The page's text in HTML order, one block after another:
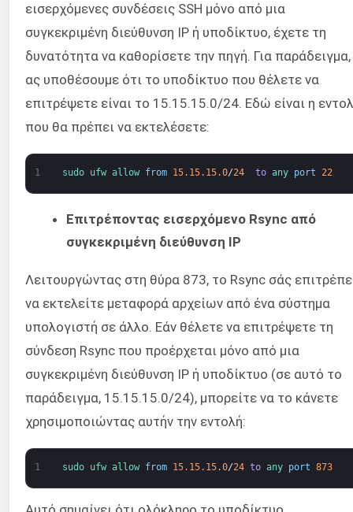
εισερχόμενες συνδέσεις SSH μόνο από μια
συγκεκριμένη διεύθυνση IP ή υποδίκτυο, έχετε τη
δυνατότητα να καθορίσετε την πηγή. Για παράδειγμα,
ας υποθέσουμε ότι το υποδίκτυο που θέλετε να
επιτρέψετε είναι το 15.15.15.0/24. Εδώ είναι η
που θα πρέπει να εκτελέσετε:
1 sudo ufw allow from 15.15.15.0/24 to any port 22
Επιτρέποντας εισερχόμενο Rsync από
συγκεκριμένη διεύθυνση IP
Λειτουργώντας στη θύρα 873, το Rsync σάς
να εκτελείτε μεταφορά αρχείων από ένα σύστημα
υπολογιστή σε άλλο. Εάν θέλετε να επιτρέψετε τη
σύνδεση Rsync που προέρχεται μόνο από μια
συγκεκριμένη διεύθυνση IP ή υποδίκτυο (σε αυτό το
παράδειγμα, 15.15.15.0/24), μπορείτε να το κάνετε
χρησιμοποιώντας αυτήν την εντολή:
1 sudo ufw allow from 15.15.15.0/24 to any port 873